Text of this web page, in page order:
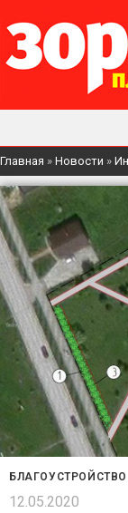
Главная » Новости »
БЛАГОУСТРОЙСТВО
12.05.2020